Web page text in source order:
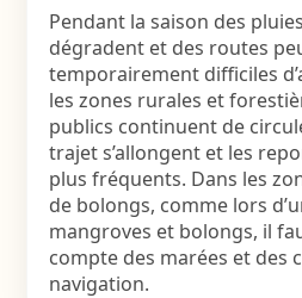
Pendant la saison des
dégradent et des routes
temporairement difficiles
les zones rurales et
publics continuent de
trajet s’allongent et les
plus fréquents. Dans les
de bolongs, comme lors
mangroves et bolongs, il
compte des marées et des
navigation.